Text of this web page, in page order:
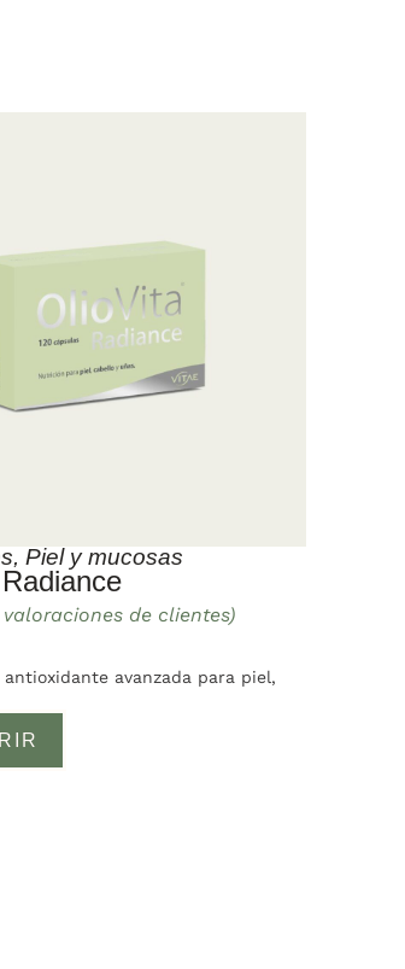
, Piel y mucosas
valoraciones de clientes)
avanzada para piel,